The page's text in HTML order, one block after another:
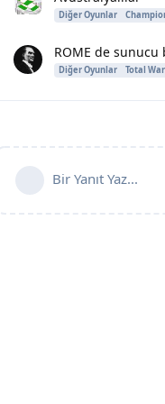
Diğer Oyunlar
ROME de sunucu
Diğer Oyunlar Total
Bir Yanıt Yaz...